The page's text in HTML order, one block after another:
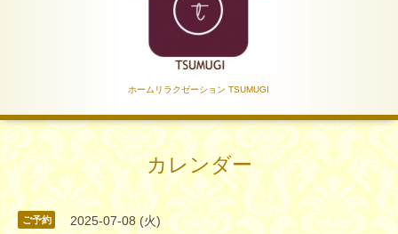
ホームリラクゼーション TSUMUGI
カレンダー
ご予約 2025-07-08 (火)